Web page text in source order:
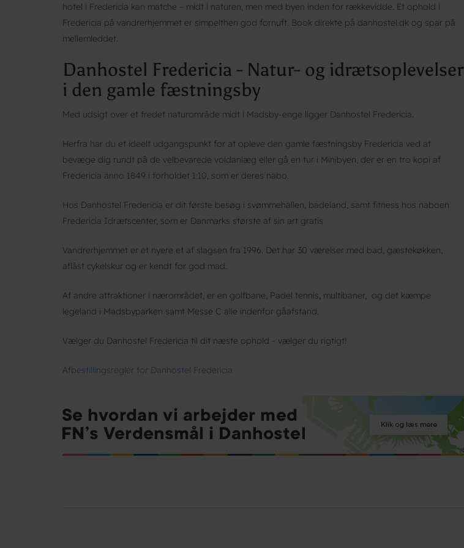
hotel i Fredericia kan matche – midt i naturen, men med byen inden for rækkevidde. Et ophold i
Fredericia på vandrerhjemmet er simpelthen god fornuft. Book direkte på danhostel.dk og spar på
mellemleddet.
Danhostel Fredericia - Natur- og idrætsoplevelser
i den gamle fæstningsby
Med udsigt over et fredet naturområde midt i Madsby-enge ligger Danhostel Fredericia.
Herfra har du et ideelt udgangspunkt for at opleve den gamle fæstningsby Fredericia ved at
bevæge dig rundt på de velbevarede voldanlæg eller gå en tur i Minibyen, der er en tro kopi af
Fredericia anno 1849 i forholdet 1:10, som er deres nabo.
Hos Danhostel Fredericia er dit første besøg i svømmehallen, badeland, samt fitness hos naboen
Fredericia Idrætscenter, som er Danmarks største af sin art gratis
Vandrerhjemmet er et nyere et af slagsen fra 1996. Det har 30 værelser med bad, gæstekøkken,
aflåst cykelskur og er kendt for god mad.
Af andre attraktioner i nærområdet, er en golfbane, Padel tennis, multibaner, og det kæmpe
legeland i Madsbyparken samt Messe C alle indenfor gåafstand.
Vælger du Danhostel Fredericia til dit næste ophold - vælger du rigtigt!
Afbestillingsregler for Danhostel Fredericia